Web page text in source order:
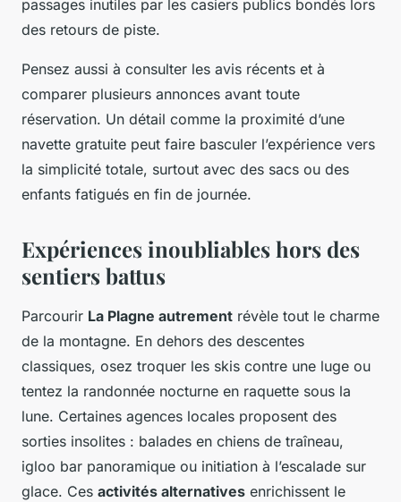
passages inutiles par les casiers publics bondés lors
des retours de piste.
Pensez aussi à consulter les avis récents et à
comparer plusieurs annonces avant toute
réservation. Un détail comme la proximité d’une
navette gratuite peut faire basculer l’expérience vers
la simplicité totale, surtout avec des sacs ou des
enfants fatigués en fin de journée.
Expériences inoubliables hors des
sentiers battus
Parcourir La Plagne autrement révèle tout le charme
de la montagne. En dehors des descentes
classiques, osez troquer les skis contre une luge ou
tentez la randonnée nocturne en raquette sous la
lune. Certaines agences locales proposent des
sorties insolites : balades en chiens de traîneau,
igloo bar panoramique ou initiation à l’escalade sur
glace. Ces activités alternatives enrichissent le